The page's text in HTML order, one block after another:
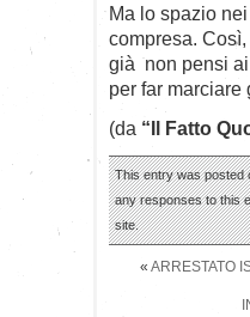
Ma lo spazio
compresa.
già non pensi
per far
(da “Il Fatto
This entry was posted
any responses to this
site.
« ARRESTATO